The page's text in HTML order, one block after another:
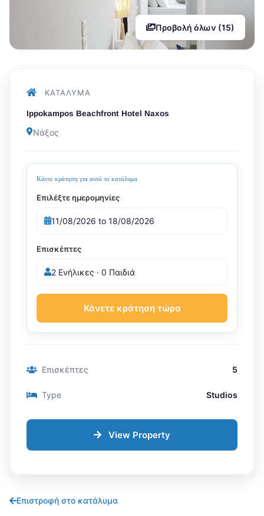
Προβολή όλων (15)
Επιστροφή στο κατάλυμα
ΚΑΤΆΛΥΜΑ
Ippokampos Beachfront Hotel Naxos
Νάξος
Κάντε κράτηση για αυτό το κατάλυμα
Επιλέξτε ημερομηνίες
Επισκέπτες
2 Ενήλικες · 0 Παιδιά
Κάνετε κράτηση τώρα
Επισκέπτες 5
Type Studios
View Property